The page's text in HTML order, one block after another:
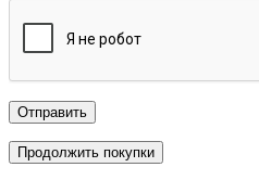
Отправить
Продолжить покупки